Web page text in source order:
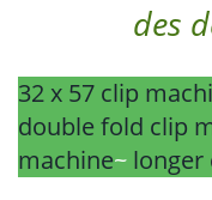
des
32 x 57 clip
double fold clip
machine~ longer